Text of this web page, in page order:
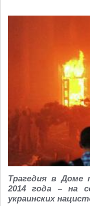
Трагедия в Доме
2014 года – на
украинских